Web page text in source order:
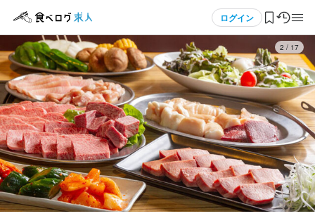
ログイン
ログイン・無料会員登録
食べログ求人TOP
求人検索
マイページ管理
3 / 17
アルバイト・パート 焼肉酒場 牛屋
ホールスタッフ・サービススタッフ
ホールスタッフ・サービススタッフ
時給1,150円〜1,687円
昇給あり 交通費支給 インセンティブあり 給与手渡しOK 扶養内勤務OK
研修期間
応募画面へ進む